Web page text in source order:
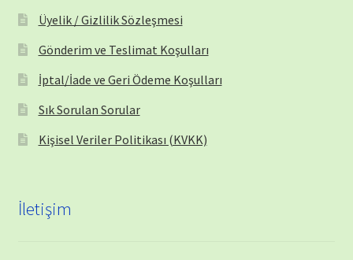
Üyelik / Gizlilik Sözleşmesi
Gönderim ve Teslimat Koşulları
İptal/İade ve Geri Ödeme Koşulları
Sık Sorulan Sorular
Kişisel Veriler Politikası (KVKK)
İletişim